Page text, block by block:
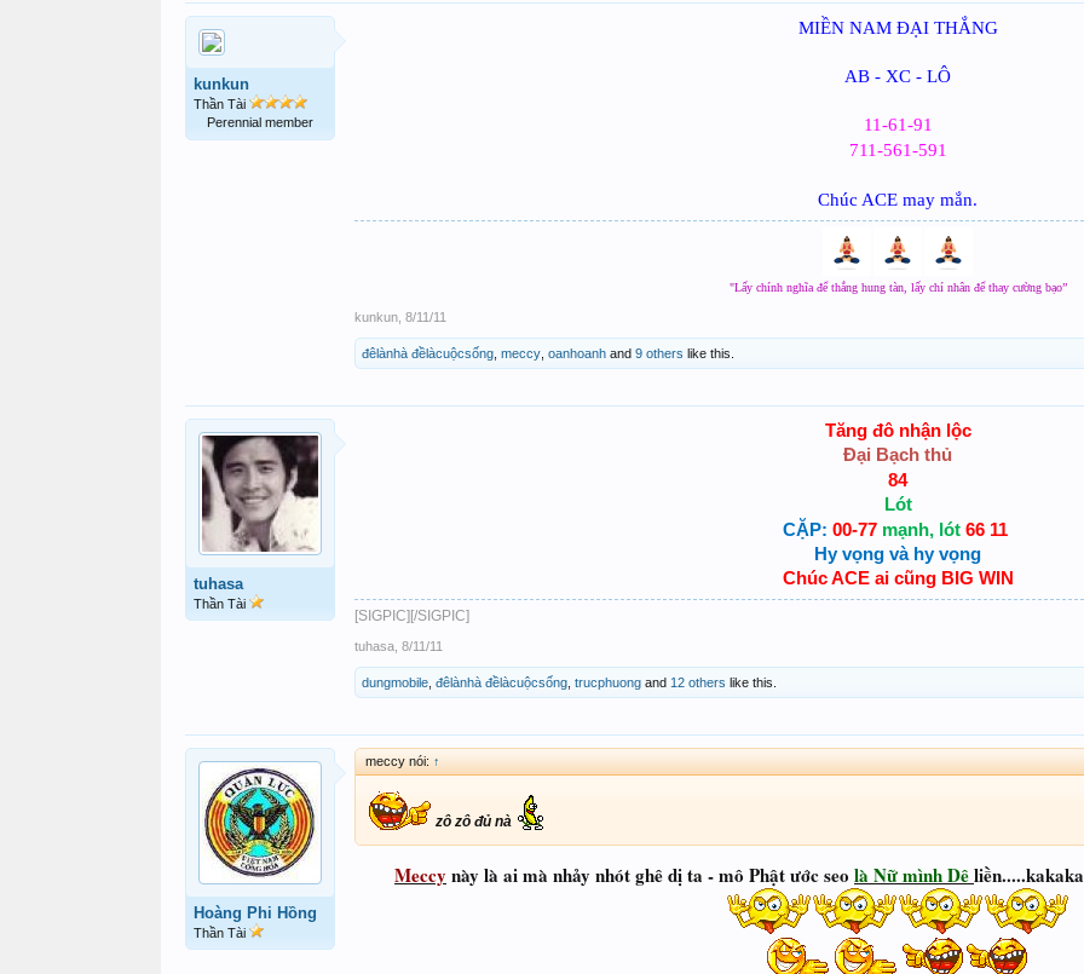
kunkun
Thần Tài
Perennial member
MIỀN NAM ĐẠI THẮNG
AB - XC - LÔ
11-61-91
711-561-591
Chúc ACE may mắn.
"Lấy chính nghĩa để thắng hung tàn, lấy chí nhân để thay cường bạo”
kunkun 8/11/11
đêlànhà đềlàcuộcsống meccy oanhoanh and 9 others like this.
tuhasa
Thần Tài
Tăng đô nhận lộc
Đại Bạch thủ
84
Lót
CẶP: 00-77 mạnh, lót 66 11
Hy vọng và hy vọng
Chúc ACE ai cũng BIG WIN
[SIGPIC][/SIGPIC]
tuhasa 8/11/11
dungmobile đêlànhà đềlàcuộcsống trucphuong and 12 others like this.
Hoàng Phi Hồng
Thần Tài
meccy nói: ↑
zô zô đủ nà
Meccy này là ai mà nhảy nhót ghê dị ta - mô Phật ước seo là Nữ mình Dê